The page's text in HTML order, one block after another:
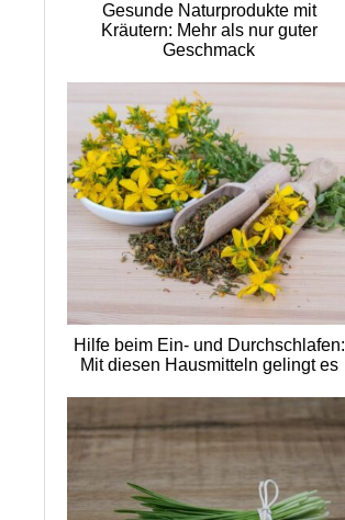
Gesunde Naturprodukte mit
Kräutern: Mehr als nur guter
Geschmack
Hilfe beim Ein- und Durchschlafen:
Mit diesen Hausmitteln gelingt es